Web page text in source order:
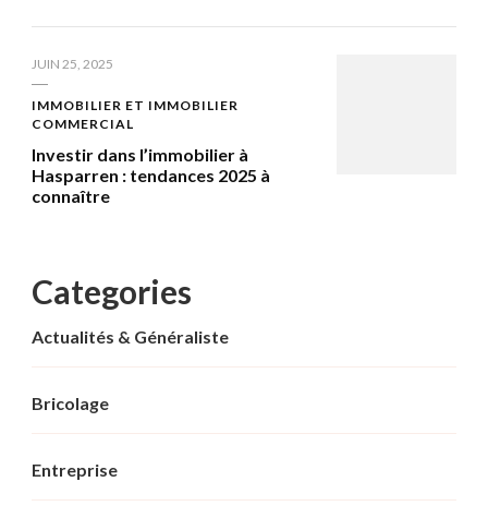
JUIN 25, 2025
IMMOBILIER ET IMMOBILIER
COMMERCIAL
Investir dans l’immobilier à
Hasparren : tendances 2025 à
connaître
Categories
Actualités & Généraliste
Bricolage
Entreprise